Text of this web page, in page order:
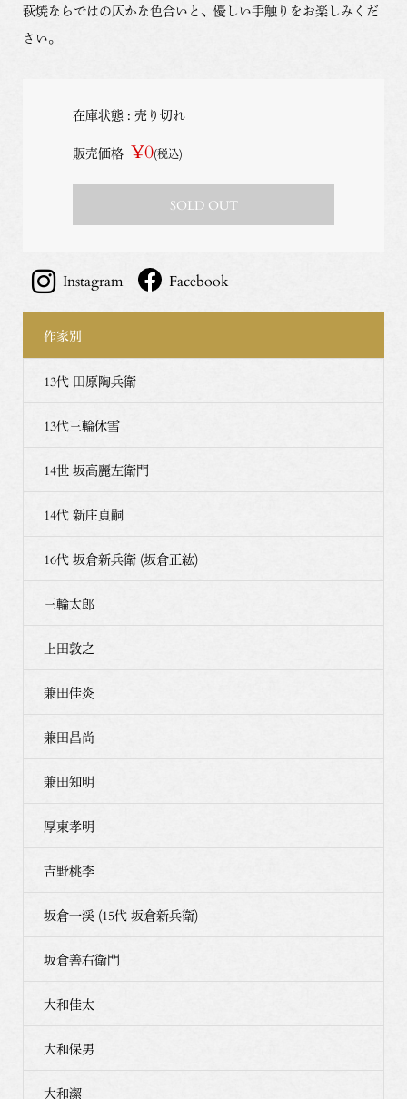
萩焼ならではの仄かな色合いと、優しい手触りをお楽しみくだ
さい。
在庫状態 : 売り切れ
販売価格 ¥0(税込)
SOLD OUT
Instagram Facebook
作家別
13代 田原陶兵衛
13代三輪休雪
14世 坂高麗左衛門
14代 新庄貞嗣
16代 坂倉新兵衛 (坂倉正紘)
三輪太郎
上田敦之
兼田佳炎
兼田昌尚
兼田知明
厚東孝明
吉野桃李
坂倉一渓 (15代 坂倉新兵衛)
坂倉善右衛門
大和佳太
大和保男
大和潔